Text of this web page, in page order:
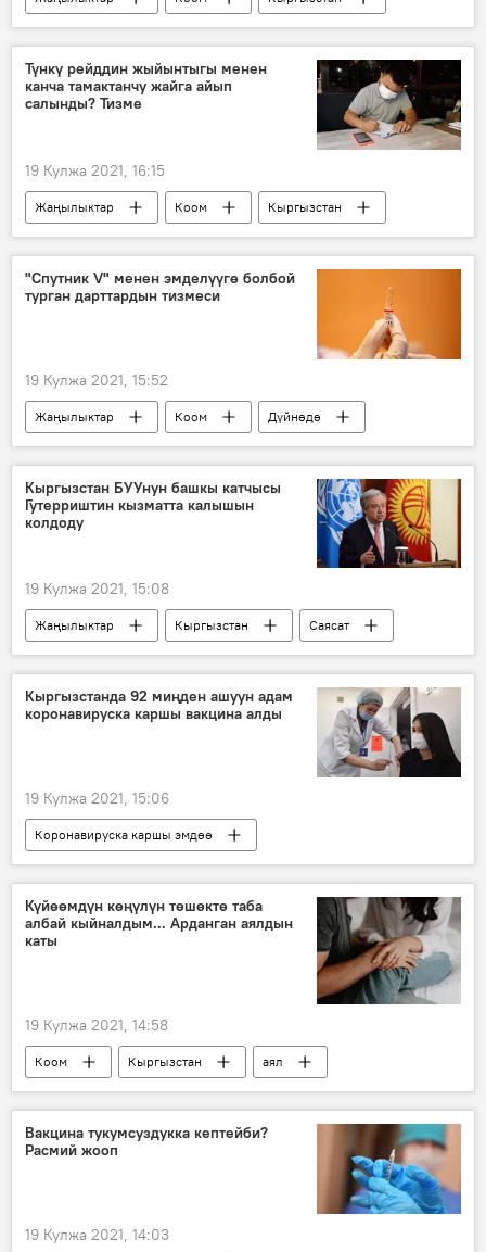
Маданият
Ысык-Көл облусу
китепкана
бала тарбия
Түнкү рейддин жыйынтыгы менен
канча тамактанчу жайга айып
салынды? Тизме
19 Кулжа 2021, 16:15
Жаңылыктар Коом
Кыргызстан
айып
пандемия
ресторан
Коронавируска байланыштуу Кыргызстандагы кырдаал
"Спутник V" менен эмделүүгө болбой
турган дарттардын тизмеси
19 Кулжа 2021, 15:52
Жаңылыктар Коом
Дүйнөдө
Россия
вакцина
оору
жүрөк
зыян
ден соолук
Кыргызстан БУУнун башкы катчысы
Гутерриштин кызматта калышын
колдоду
19 Кулжа 2021, 15:08
Жаңылыктар Кыргызстан
Саясат
Дүйнөдө
ТИМ
БУУ
Антониу Гутерриш
кызмат
дайындоо
колдоо
Кыргызстанда 92 миңден ашуун адам
коронавируска каршы вакцина алды
19 Кулжа 2021, 15:06
Коронавируска каршы эмдөө
Жаңылыктар
Коом
Кыргызстан
Бишкек
КР Саламаттык сактоо министрлиги
эмдөө
Күйөөмдүн көңүлүн төшөктө таба
албай кыйналдым... Арданган аялдын
каты
19 Кулжа 2021, 14:58
Коом Кыргызстан
аял
үй-бүлө
кат
мамиле
жубайлар
психолог
Психолог менен баарлашуу
Вакцина тукумсуздукка кептейби?
Расмий жооп
19 Кулжа 2021, 14:03